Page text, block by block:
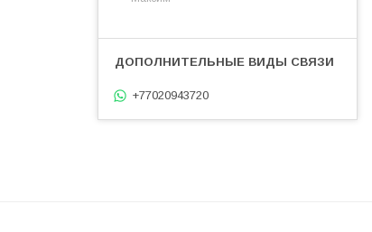
+77020943720